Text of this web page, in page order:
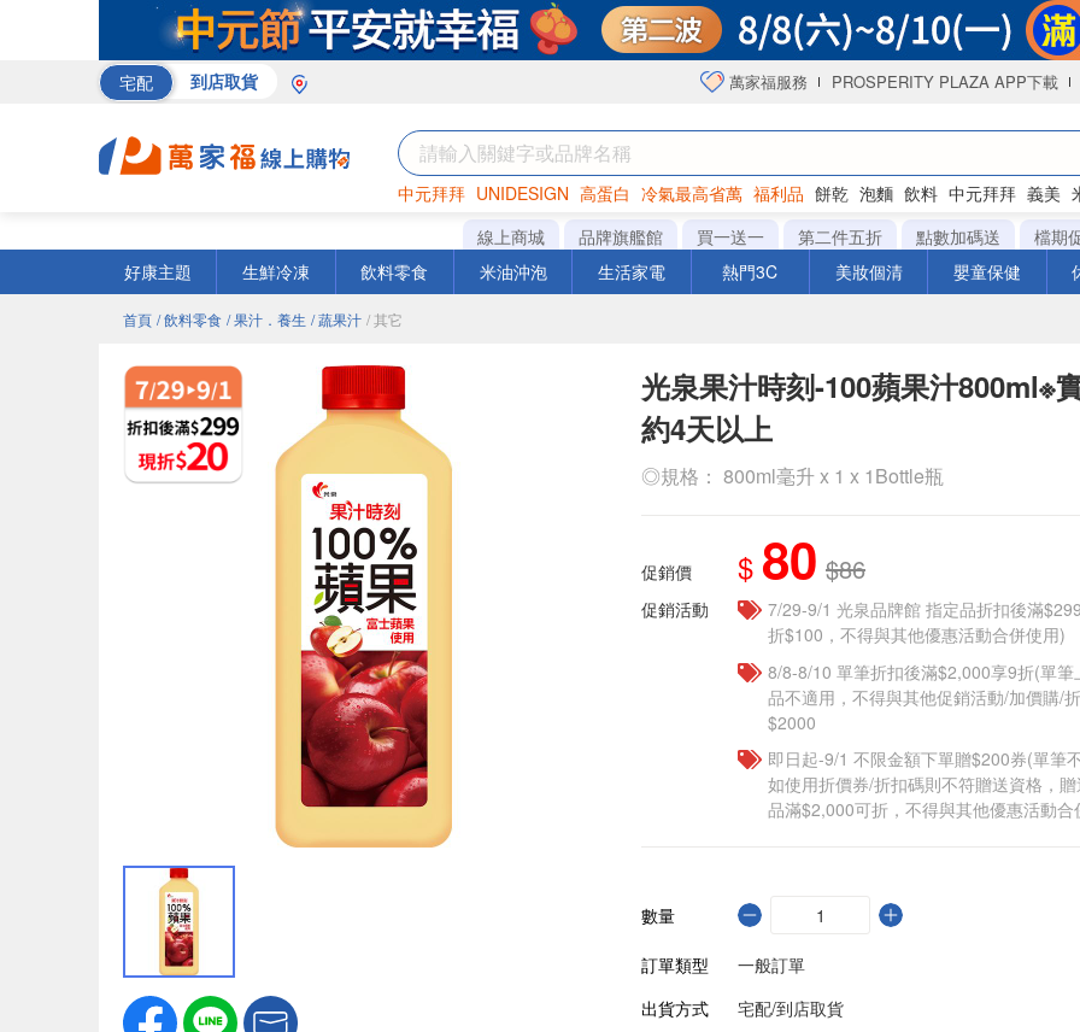
宅配 到店取貨 萬家福服務 PROSPERITY PLAZA APP下載
中元拜拜 UNIDESIGN 高蛋白 冷氣最高省萬 福利品 餅乾 泡麵 飲料 中元拜拜 義美
罐頭 海苔 洋芋片
線上商城 品牌旗艦館 買一送一 第二件五折 點數加碼送
檔期
好康主題
生鮮冷凍 飲料零食 米油沖泡 生活家電 熱門3C 美妝個清 嬰童保健
首頁 / 飲料零食 / 果汁．養生 / 蔬果汁 / 其它
光泉果汁時刻-100蘋果汁800ml※
約4天以上
◎規格： 800ml毫升 x 1 x 1Bottle瓶
促銷價 $ 80 $86
促銷活動
7/29-9/1 光泉品牌館 指定品折扣後滿
折$100，不得與其他優惠活動合併使用)
8/8-8/10 單筆折扣後滿$2,000享9折(單
品不適用，不得與其他促銷活動/加價購/
$2000
即日起-9/1 不限金額下單贈$200券(單筆
如使用折價券/折扣碼則不符贈送資格，
品滿$2,000可折，不得與其他優惠活動合
數量
訂單類型
一般訂單
出貨方式
宅配/到店取貨